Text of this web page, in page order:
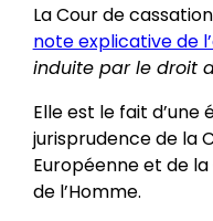
La Cour de
note explicative de
induite par le droit
Elle est le fait
jurisprudence de la
Européenne et de
de l’Homme.